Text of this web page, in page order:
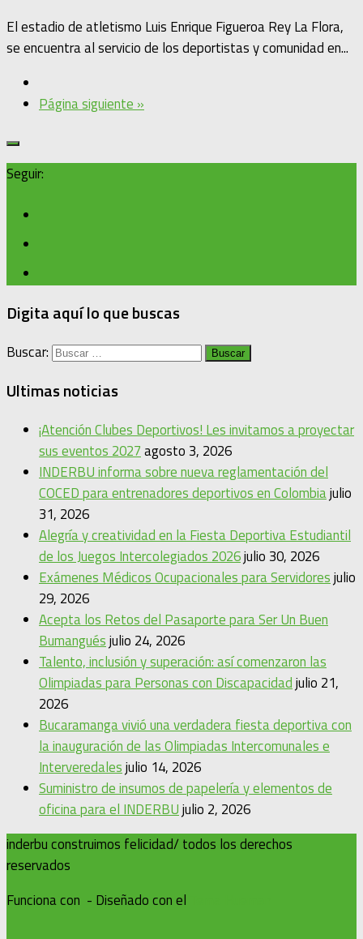
El estadio de atletismo Luis Enrique Figueroa Rey La Flora,
se encuentra al servicio de los deportistas y comunidad en...
Página siguiente »
Seguir:
Digita aquí lo que buscas
Buscar:
Ultimas noticias
¡Atención Clubes Deportivos! Les invitamos a proyectar
sus eventos 2027agosto 3, 2026
INDERBU informa sobre nueva reglamentación del
COCED para entrenadores deportivos en Colombiajulio
31, 2026
Alegría y creatividad en la Fiesta Deportiva Estudiantil
de los Juegos Intercolegiados 2026julio 30, 2026
Exámenes Médicos Ocupacionales para Servidoresjulio
29, 2026
Acepta los Retos del Pasaporte para Ser Un Buen
Bumanguésjulio 24, 2026
Talento, inclusión y superación: así comenzaron las
Olimpiadas para Personas con Discapacidadjulio 21,
2026
Bucaramanga vivió una verdadera fiesta deportiva con
la inauguración de las Olimpiadas Intercomunales e
Interveredalesjulio 14, 2026
Suministro de insumos de papelería y elementos de
oficina para el INDERBUjulio 2, 2026
inderbu construimos felicidad/ todos los derechos
reservados
Funciona con - Diseñado con el